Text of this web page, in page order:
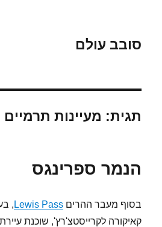
סובב עולם
תגית: מעיינות תרמיים
הנמר ספרינגס
בסוף מעבר ההריםLewis Pass
,
קאיקורה לקרייסטצ'רץ', שוכנת